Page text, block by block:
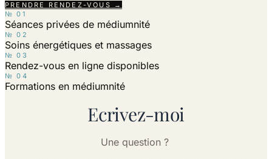
PRENDRE RENDEZ-VOUS
→
№01
Séances privées de médiumnité
№02
Soins énergétiques et massages
№03
Rendez-vous en ligne disponibles
№04
Formations en médiumnité
Ecrivez-moi
Une question ?